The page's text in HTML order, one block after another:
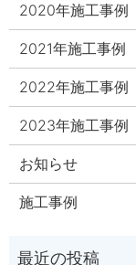
2020年施工事例
2021年施工事例
2022年施工事例
2023年施工事例
お知らせ
施工事例